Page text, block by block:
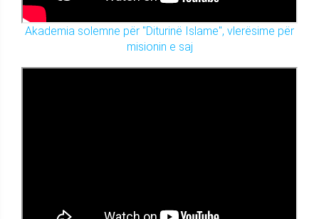
Akademia solemne për "Diturinë Islame", vlerësime për
misionin e saj